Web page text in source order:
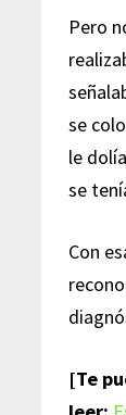
Pero
se
le
se
Con
[Te